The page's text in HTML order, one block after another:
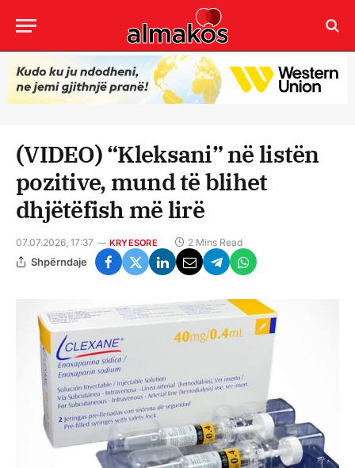
(VIDEO) “Kleksani” në listën
pozitive, mund të blihet
dhjëtëfish më lirë
07.07.2026, 17:37 KRYESORE 2 Mins Read
Shpërndaje